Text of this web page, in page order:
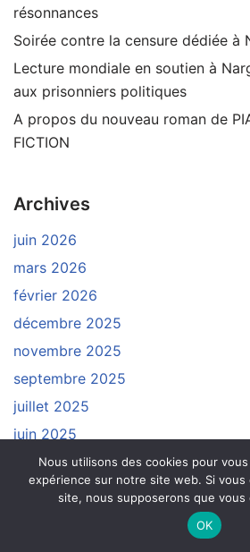
résonnances
Soirée contre la censure dédiée à
Lecture mondiale en soutien à
aux prisonniers politiques
A propos du nouveau roman de
FICTION
Archives
juin 2026
mars 2026
février 2026
décembre 2025
novembre 2025
septembre 2025
juillet 2025
juin 2025
mai 2025
avril 2025
Nous utilisons des cookies pour
expérience sur notre site web. Si vous
site, nous supposerons que
OK